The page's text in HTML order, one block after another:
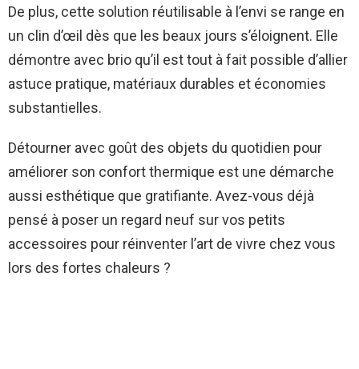
De plus, cette solution réutilisable à l’envi se range en
un clin d’œil dès que les beaux jours s’éloignent. Elle
démontre avec brio qu’il est tout à fait possible d’allier
astuce pratique, matériaux durables et économies
substantielles.
Détourner avec goût des objets du quotidien pour
améliorer son confort thermique est une démarche
aussi esthétique que gratifiante. Avez-vous déjà
pensé à poser un regard neuf sur vos petits
accessoires pour réinventer l’art de vivre chez vous
lors des fortes chaleurs ?